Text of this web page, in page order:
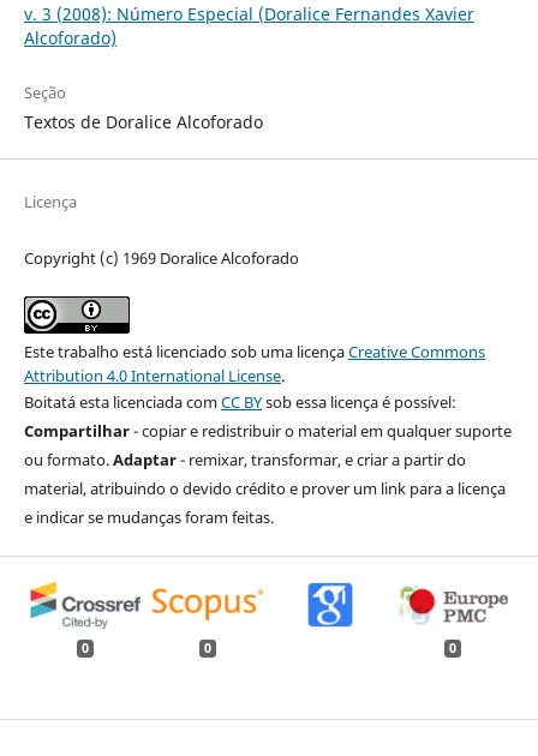
v. 3 (2008): Número Especial (Doralice Fernandes Xavier
Alcoforado)
Seção
Textos de Doralice Alcoforado
Licença
Copyright (c) 1969 Doralice Alcoforado
Este trabalho está licenciado sob uma licençaCreative Commons
Attribution 4.0 International License.
Boitatá esta licenciada comCC BYsob essa licença é possível:
Compartilhar- copiar e redistribuir o material em qualquer suporte
ou formato.Adaptar- remixar, transformar, e criar a partir do
material, atribuindo o devido crédito e prover um link para a licença
e indicar se mudanças foram feitas.
0 0 0